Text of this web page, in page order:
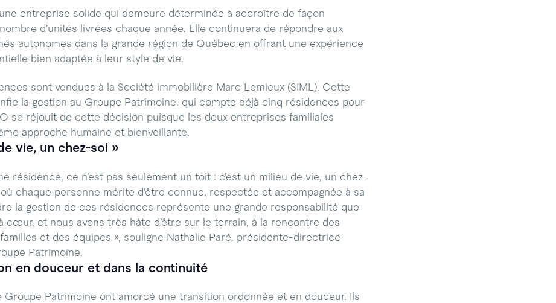
entreprise solide qui demeure déterminée à accroître de façon
d’unités livrées chaque année. Elle continuera de répondre aux
autonomes dans la grande région de Québec en offrant une expérience
bien adaptée à leur style de vie.
sont vendues à la Société immobilière Marc Lemieux (SIML). Cette
la gestion au Groupe Patrimoine, qui compte déjà cinq résidences pour
se réjouit de cette décision puisque les deux entreprises familiales
approche humaine et bienveillante.
vie, un chez-soi »
résidence, ce n’est pas seulement un toit : c’est un milieu de vie, un chez-
chaque personne mérite d’être connue, respectée et accompagnée à sa
la gestion de ces résidences représente une grande responsabilité que
cœur, et nous avons très hâte d’être sur le terrain, à la rencontre des
et des équipes », souligne Nathalie Paré, présidente-directrice
Patrimoine.
en douceur et dans la continuité
Groupe Patrimoine ont amorcé une transition ordonnée et en douceur. Ils